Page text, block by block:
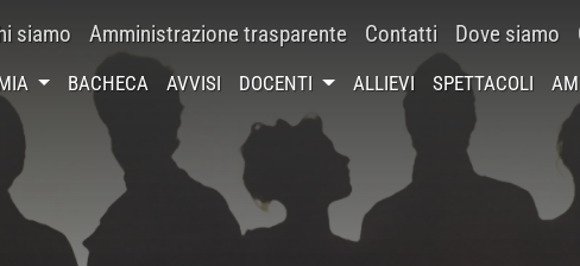
siamo Amministrazione trasparente Contatti Dove siamo
BACHECA AVVISI DOCENTI ALLIEVI SPETTACOLI